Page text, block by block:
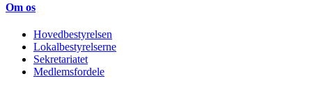
Om os
Hovedbestyrelsen
Lokalbestyrelserne
Sekretariatet
Medlemsfordele